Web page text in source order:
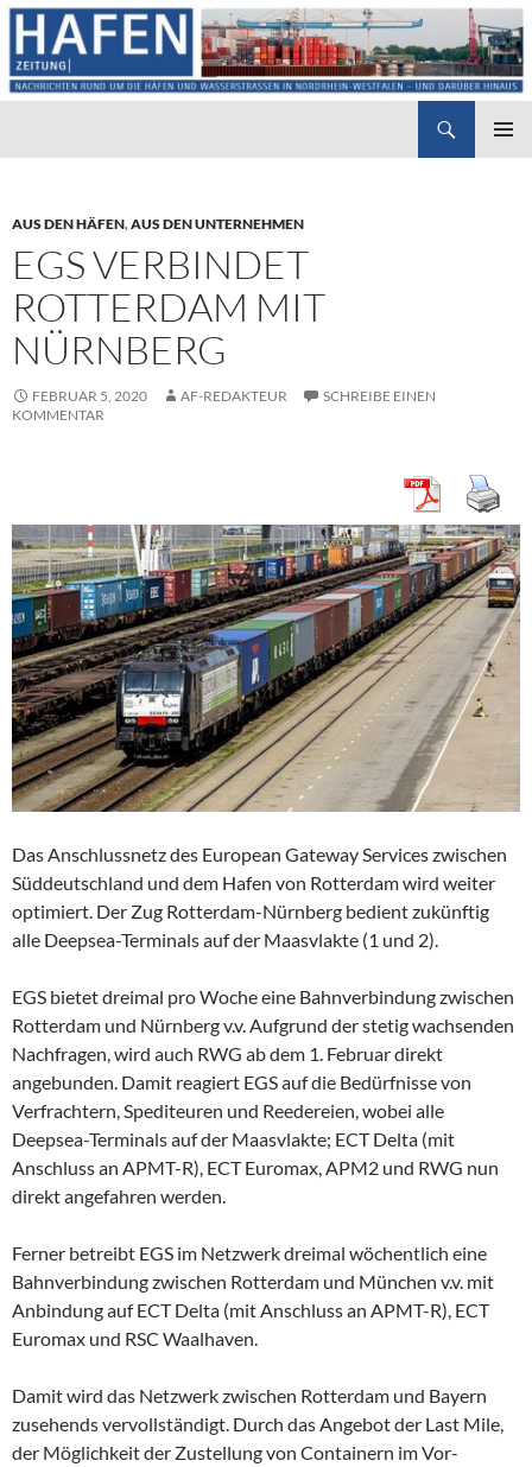
AUS DEN HÄFEN,AUS DEN UNTERNEHMEN
EGS VERBINDET
ROTTERDAM MIT
NÜRNBERG
FEBRUAR 5, 2020 AF-REDAKTEUR
SCHREIBE EINEN
KOMMENTAR
Das Anschlussnetz des European Gateway Services zwischen
Süddeutschland und dem Hafen von Rotterdam wird weiter
optimiert. Der Zug Rotterdam-Nürnberg bedient zukünftig
alle Deepsea-Terminals auf der Maasvlakte (1 und 2).
EGS bietet dreimal pro Woche eine Bahnverbindung zwischen
Rotterdam und Nürnberg v.v. Aufgrund der stetig wachsenden
Nachfragen, wird auch RWG ab dem 1. Februar direkt
angebunden. Damit reagiert EGS auf die Bedürfnisse von
Verfrachtern, Spediteuren und Reedereien, wobei alle
Deepsea-Terminals auf der Maasvlakte; ECT Delta (mit
Anschluss an APMT-R), ECT Euromax, APM2 und RWG nun
direkt angefahren werden.
Ferner betreibt EGS im Netzwerk dreimal wöchentlich eine
Bahnverbindung zwischen Rotterdam und München v.v. mit
Anbindung auf ECT Delta (mit Anschluss an APMT-R), ECT
Euromax und RSC Waalhaven.
Damit wird das Netzwerk zwischen Rotterdam und Bayern
zusehends vervollständigt. Durch das Angebot der Last Mile,
der Möglichkeit der Zustellung von Containern im Vor-